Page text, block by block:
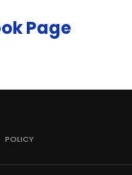
Page
POLICY